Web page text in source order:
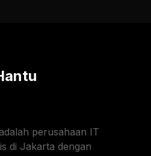
perusahaan IT
di Jakarta dengan